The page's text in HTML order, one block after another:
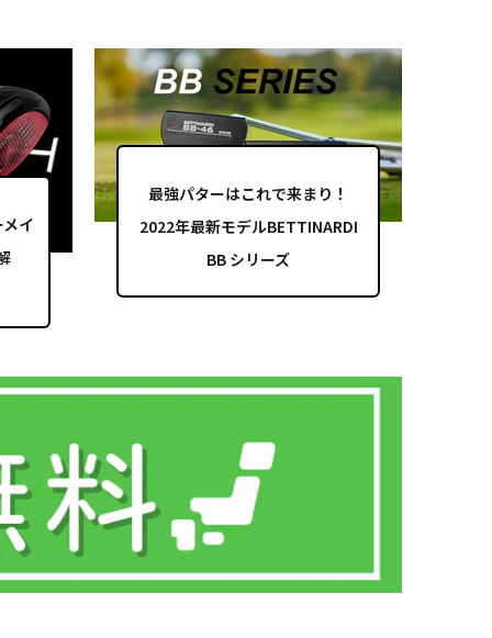
イ
最強パターはこれで来まり！
2022年最新モデルBETTINARDI
BB シリーズ